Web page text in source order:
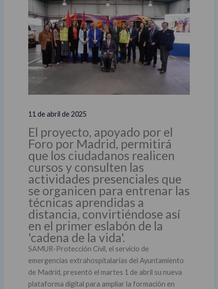
11 de abril de 2025
El proyecto, apoyado por el
Foro por Madrid, permitirá
que los ciudadanos realicen
cursos y consulten las
actividades presenciales que
se organicen para entrenar las
técnicas aprendidas a
distancia, convirtiéndose así
en el primer eslabón de la
'cadena de la vida'.
SAMUR-Protección Civil, el servicio de
emergencias extrahospitalarias del Ayuntamiento
de Madrid, presentó el martes 1 de abril su nueva
plataforma digital para ampliar la formación en